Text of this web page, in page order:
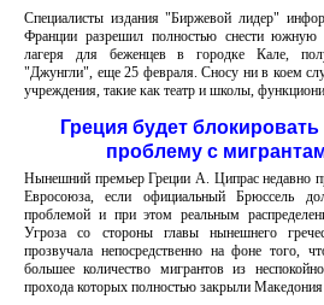
Специалисты издания "Биржевой лидер"
Франции разрешил полностью снести южную
лагеря для беженцев в городке Кале,
"Джунгли", еще 25 февраля. Сносу ни в коем
учреждения, такие как театр и школы,
Греция будет
проблему с
Нынешний премьер Греции А. Ципрас недавно
Евросоюза, если официальный Брюссель
проблемой и при этом реальным
Угроза со стороны главы нынешнего
прозвучала непосредственно на фоне того,
большее количество мигрантов из
прохода которых полностью закрыли